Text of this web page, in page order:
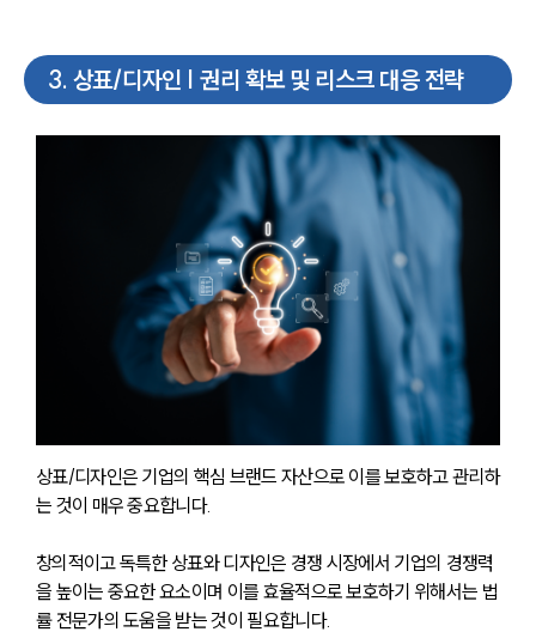
3. 상표/디자인 | 권리 확보 및 리스크 대응 전략
상표/디자인은 기업의 핵심 브랜드 자산으로 이를 보호하고 관리하
는 것이 매우 중요합니다.
창의적이고 독특한 상표와 디자인은 경쟁 시장에서 기업의 경쟁력
을 높이는 중요한 요소이며 이를 효율적으로 보호하기 위해서는 법
률 전문가의 도움을 받는 것이 필요합니다.